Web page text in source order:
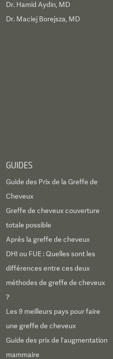
Dr. Hamid Aydin, MD
Dr. Maciej Borejsza, MD
GUIDES
Guide des Prix de la Greffe de
Cheveux
Greffe de cheveux couverture
totale possible
Après la greffe de cheveux
DHI ou FUE : Quelles sont les
différences entre ces deux
méthodes de greffe de cheveux
?
Les 9 meilleurs pays pour faire
une greffe de cheveux
Guide des prix de l’augmentation
mammaire